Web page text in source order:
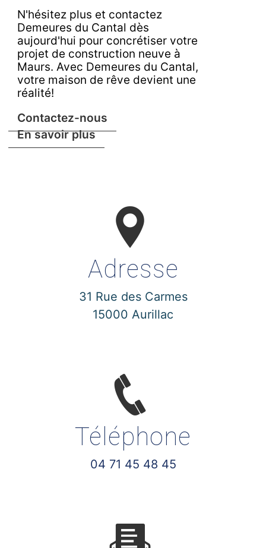
N'hésitez plus et contactez
Demeures du Cantal dès
aujourd'hui pour concrétiser votre
projet de construction neuve à
Maurs. Avec Demeures du Cantal,
votre maison de rêve devient une
réalité!
En savoir plus
Contactez-nous
Adresse
31 Rue des Carmes
15000 Aurillac
Téléphone
04 71 45 48 45